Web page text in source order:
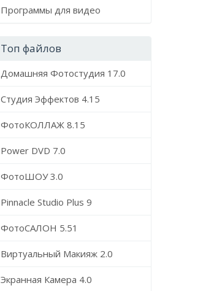
Программы для видео
Топ файлов
Домашняя Фотостудия 17.0
Студия Эффектов 4.15
ФотоКОЛЛАЖ 8.15
Power DVD 7.0
ФотоШОУ 3.0
Pinnacle Studio Plus 9
ФотоСАЛОН 5.51
Виртуальный Макияж 2.0
Экранная Камера 4.0